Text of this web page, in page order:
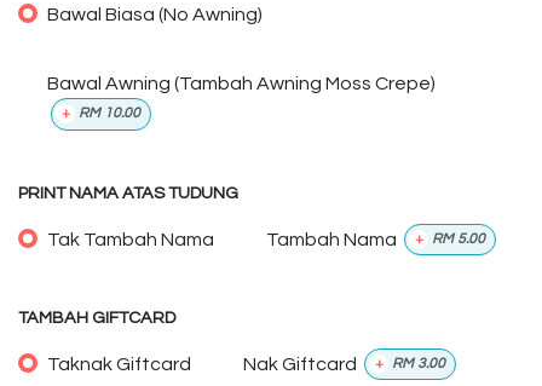
Bawal Biasa (No Awning)
Bawal Awning (Tambah Awning Moss Crepe)
+ RM 10.00
PRINT NAMA ATAS TUDUNG
Tak Tambah Nama Tambah Nama + RM 5.00
TAMBAH GIFTCARD
Taknak Giftcard Nak Giftcard + RM 3.00